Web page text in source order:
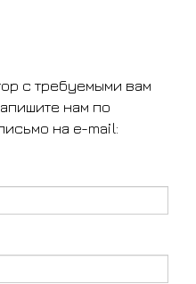
с требуемыми вам
нам по
на e-mail: